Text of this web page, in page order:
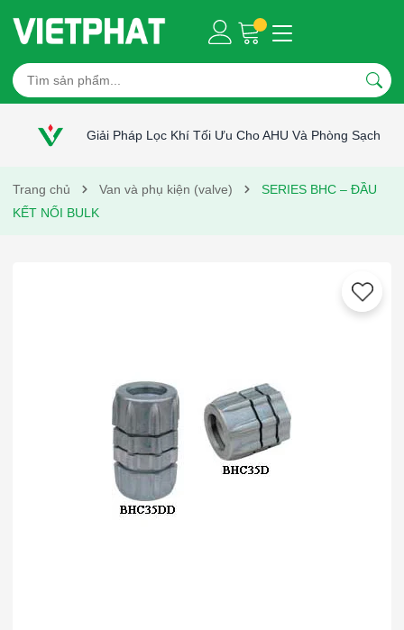
Giải Pháp Lọc Khí Tối Ưu Cho AHU Và Phòng Sạch
Trang chủ Van và phụ kiện (valve)
SERIES BHC – ĐẦU
KẾT NỐI BULK